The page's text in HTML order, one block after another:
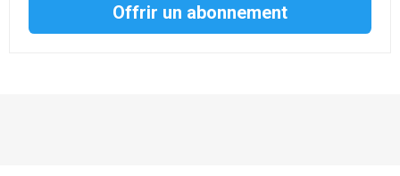
Offrir un abonnement